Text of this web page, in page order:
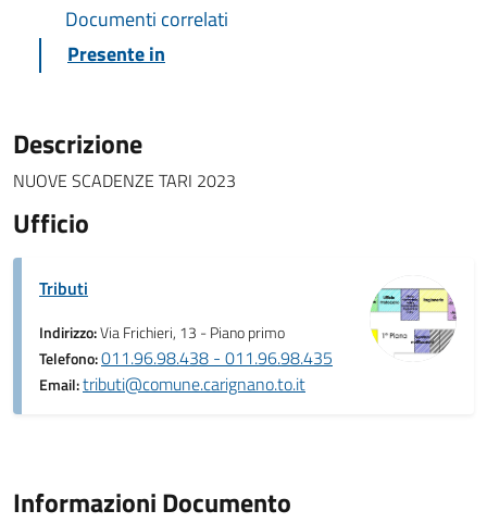
Documenti correlati
Presente in
Descrizione
NUOVE SCADENZE TARI 2023
Ufficio
Tributi
Indirizzo:Via Frichieri, 13 - Piano primo
Telefono:011.96.98.438 - 011.96.98.435
Email:tributi@comune.carignano.to.it
Informazioni Documento